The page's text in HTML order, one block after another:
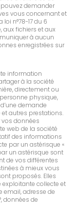
pouvez demander
vous concernant et
n°78-17 du 6
aux fichiers et aux
à aucun
enregistrées sur
information
à la société
directement ou
physique,
demande
et autres prestations.
données
web de la société
des informations
par un astérisque «
un astérisque sont
de vos différentes
à mieux vous
proposés. Elles
exploitante collecte et
adresse de
données de